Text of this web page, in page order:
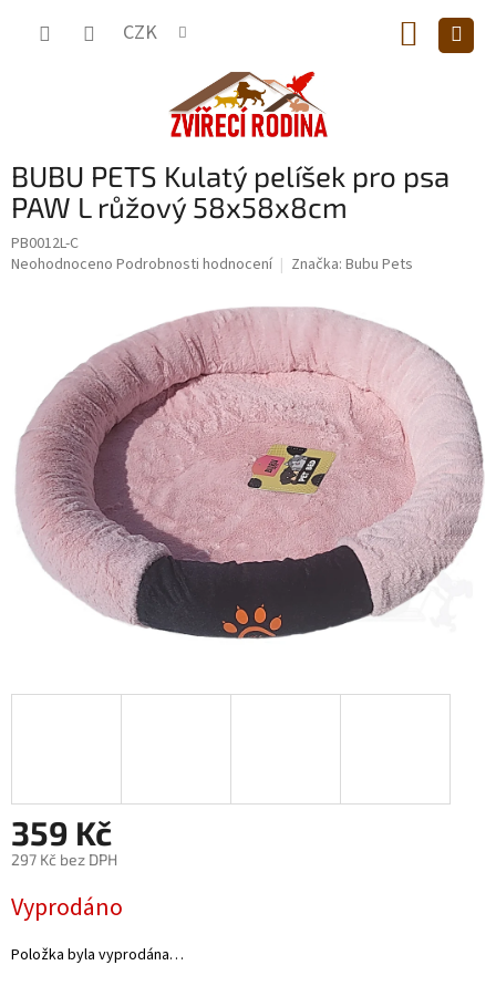
CZK
KOŠÍK
BUBU PETS Kulatý pelíšek pro psa
PAW L růžový 58x58x8cm
PB0012L-C
Průměrné
hvězdiček.
Neohodnoceno Podrobnosti hodnocení Značka: Bubu Pets
359 Kč
297 Kč bez DPH
cena:
Vyprodáno
Položka byla vyprodána…